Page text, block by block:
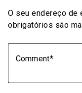
O seu endereço de
obrigatórios são
Comment